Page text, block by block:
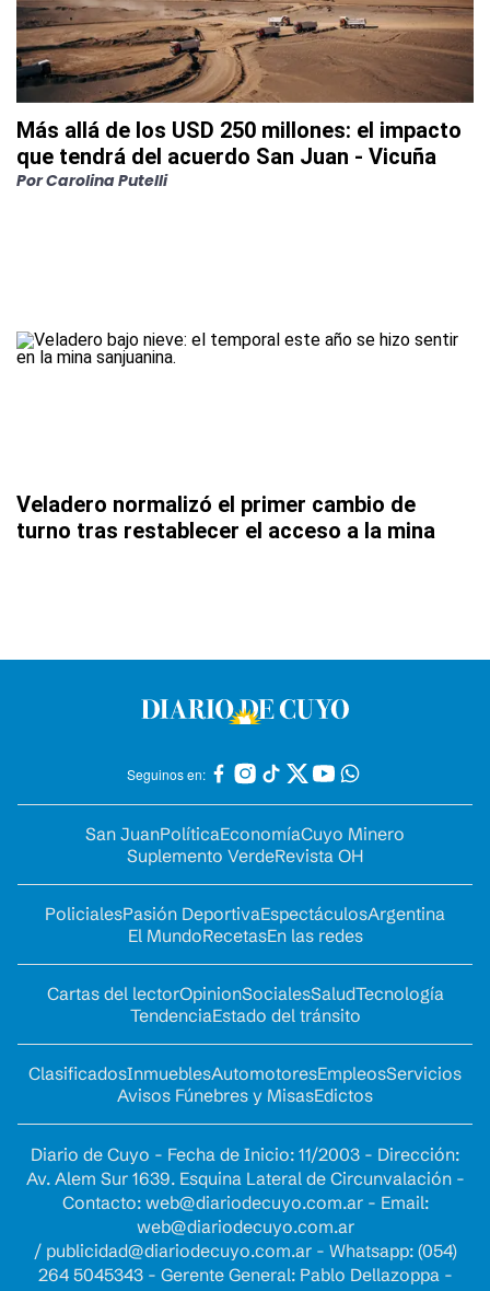
Más allá de los USD 250 millones: el impacto
que tendrá del acuerdo San Juan - Vicuña
PorCarolina Putelli
Veladero normalizó el primer cambio de
turno tras restablecer el acceso a la mina
Seguinos en:
San JuanPolíticaEconomíaCuyo Minero
Suplemento VerdeRevista OH
PolicialesPasión DeportivaEspectáculosArgentina
El MundoRecetasEn las redes
Cartas del lectorOpinionSocialesSaludTecnología
TendenciaEstado del tránsito
ClasificadosInmueblesAutomotoresEmpleosServicios
Avisos Fúnebres y MisasEdictos
Diario de Cuyo - Fecha de Inicio: 11/2003 - Dirección:
Av. Alem Sur 1639. Esquina Lateral de Circunvalación -
Contacto: web@diariodecuyo.com.ar- Email:
web@diariodecuyo.com.ar
/ publicidad@diariodecuyo.com.ar- Whatsapp: (054)
264 5045343 - Gerente General: Pablo Dellazoppa -